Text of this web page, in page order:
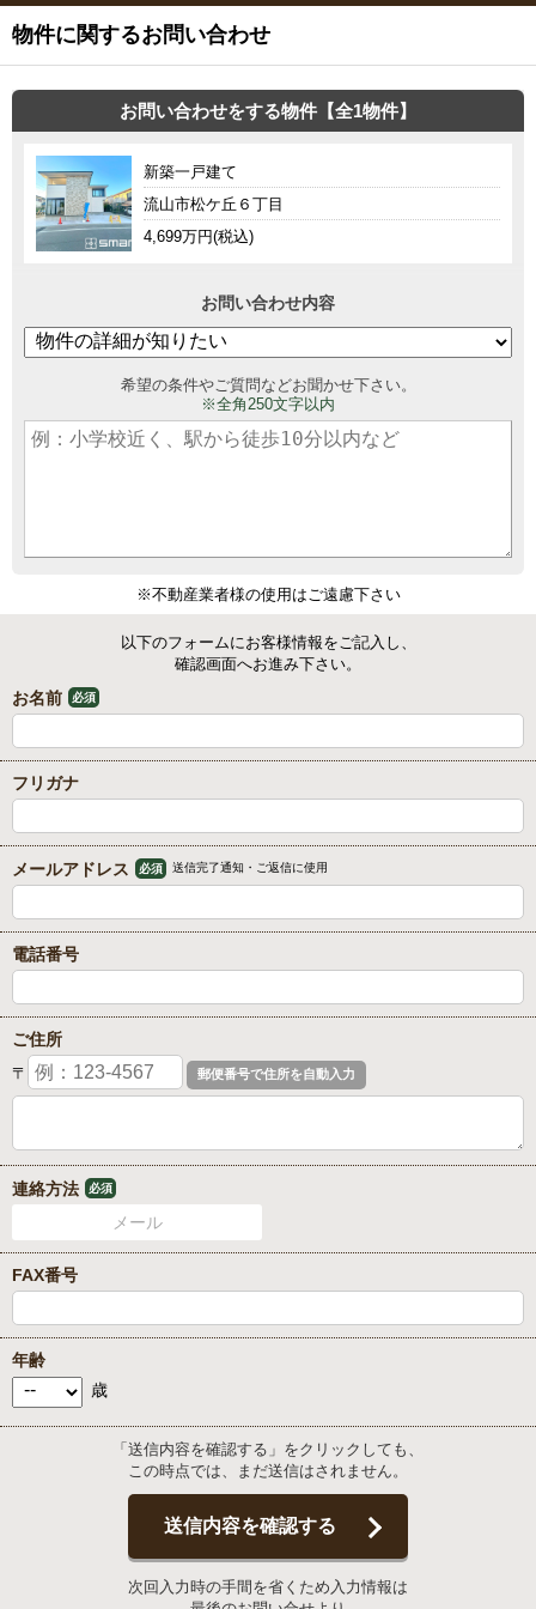
物件に関するお問い合わせ
お問い合わせをする物件【全1物件】
新築一戸建て
流山市松ケ丘６丁目
4,699万円(税込)
お問い合わせ内容
希望の条件やご質問などお聞かせ下さい。
※全角250文字以内
※不動産業者様の使用はご遠慮下さい
以下のフォームにお客様情報をご記入し、
確認画面へお進み下さい。
お名前 必須
フリガナ
メールアドレス 必須 送信完了通知・ご返信に使用
電話番号
ご住所
〒
連絡方法 必須
メール
FAX番号
年齢
歳
「送信内容を確認する」をクリックしても、
この時点では、まだ送信はされません。
送信内容を確認する
次回入力時の手間を省くため入力情報は